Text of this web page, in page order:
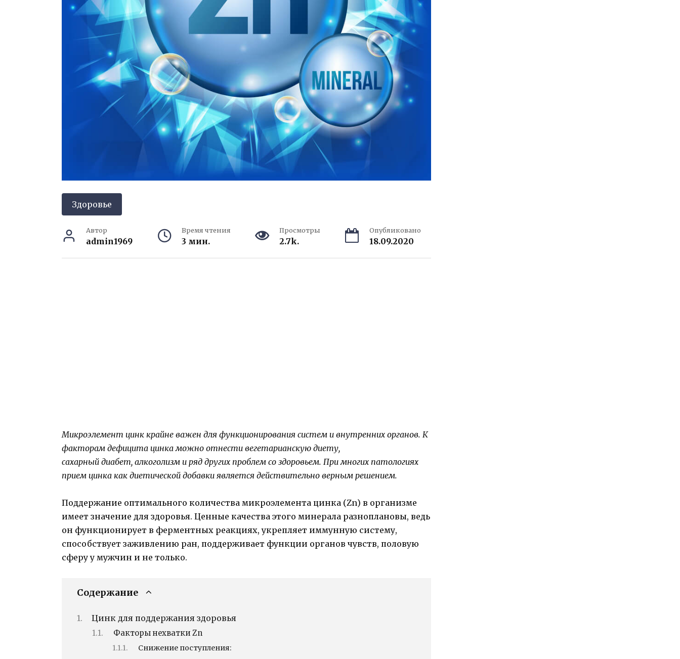
Здоровье
Автор
admin1969
Время чтения
3 мин.
Просмотры
2.7k.
Опубликовано
18.09.2020
Микроэлемент цинк крайне важен для функционирования систем и внутренних органов. К
факторам дефицита цинка можно отнести вегетарианскую диету,
сахарный диабет, алкоголизм и ряд других проблем со здоровьем. При многих патологиях
прием цинка как диетической добавки является действительно верным решением.
Поддержание оптимального количества микроэлемента цинка (Zn) в организме
имеет значение для здоровья. Ценные качества этого минерала разноплановы, ведь
он функционирует в ферментных реакциях, укрепляет иммунную систему,
способствует заживлению ран, поддерживает функции органов чувств, половую
сферу у мужчин и не только.
Содержание
Цинк для поддержания здоровья
Факторы нехватки Zn
Снижение поступления: